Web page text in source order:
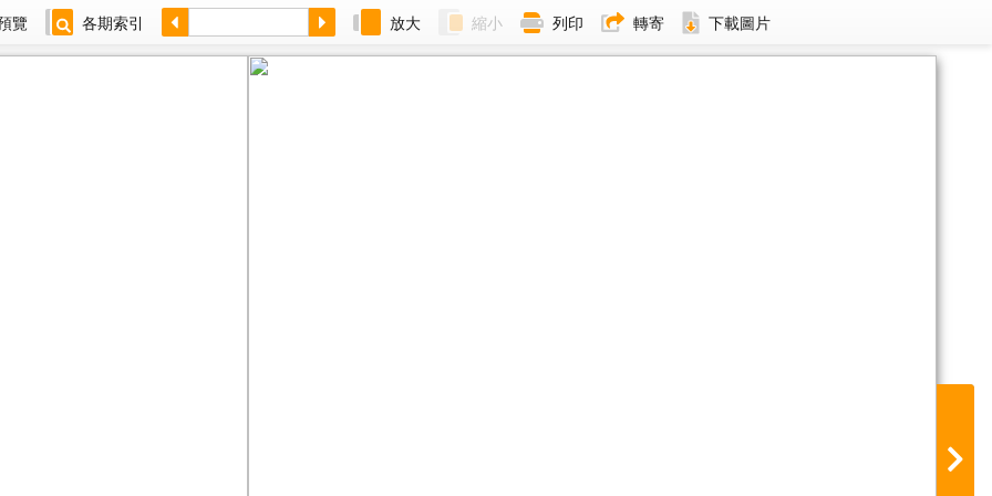
覽 各期索引 放大 縮小 列印 轉寄 下載圖片